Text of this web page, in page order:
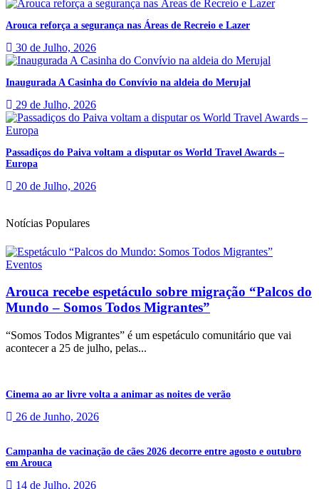
Arouca reforça a segurança nas Áreas de Recreio e Lazer
30 de Julho, 2026
Inaugurada A Casinha do Convívio na aldeia do Merujal
29 de Julho, 2026
Passadiços do Paiva voltam a disputar os World Travel Awards –
Europa
20 de Julho, 2026
Notícias Populares
Eventos
Arouca recebe espetáculo sobre migração “Palcos do
Mundo – Somos Todos Migrantes”
“Somos Todos Migrantes” é um espetáculo comunitário que vai
acontecer a 25 de julho, pelas...
Cinema ao ar livre volta a animar as noites de verão
26 de Junho, 2026
Campanha de vacinação de cães 2026 decorre entre agosto e outubro
em Arouca
14 de Julho, 2026